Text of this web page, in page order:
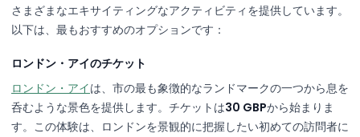
さまざまなエキサイティングなアクティビティを提供しています。
以下は、最もおすすめのオプションです：
ロンドン・アイのチケット
ロンドン・アイは、市の最も象徴的なランドマークの一つから息を
呑むような景色を提供します。チケットは30 GBPから始まりま
す。この体験は、ロンドンを景観的に把握したい初めての訪問者に